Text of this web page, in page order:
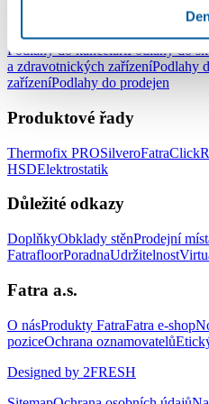
Podlahy pro komerční užití
Podlahy do kanceláříPodlahy do
a zdravotnických zařízeníPodlahy
zařízeníPodlahy do prodejen
Produktové řady
Thermofix PROSilveroFatraClick
HSDElektrostatik
Důležité odkazy
DoplňkyObklady stěnProdejní
FatrafloorPoradnaUdržitelnost
Fatra a.s.
O násProdukty FatraFatra e-shop
poziceOchrana oznamovatelů
Designed by 2FRESH